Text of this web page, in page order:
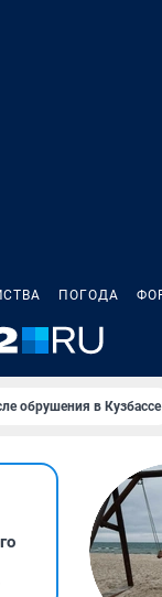
ПОГОДА
обрушения в Кузбассе